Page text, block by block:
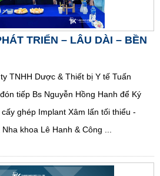
TRIỂN – LÂU DÀI – BỀN
TNHH Dược & Thiết bị Y tế Tuấn
tiếp Bs Nguyễn Hồng Hanh để Ký
ghép Implant Xâm lấn tối thiểu -
khoa Lê Hanh & Công ...